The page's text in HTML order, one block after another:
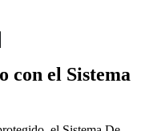
con el Sistema